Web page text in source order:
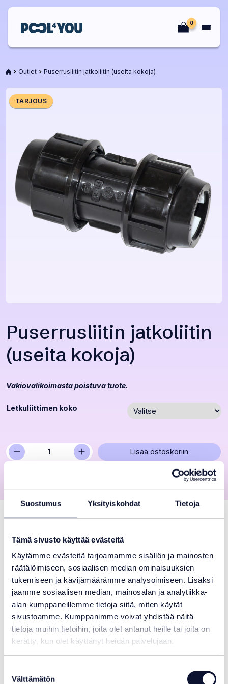
Suostumus Yksityiskohdat Tietoja
Tämä sivusto käyttää evästeitä
Käytämme evästeitä tarjoamamme sisällön ja mainosten
räätälöimiseen, sosiaalisen median ominaisuuksien
tukemiseen ja kävijämäärämme analysoimiseen. Lisäksi
jaamme sosiaalisen median, mainosalan ja analytiikka-
alan kumppaneillemme tietoja siitä, miten käytät
sivustoamme. Kumppanimme voivat yhdistää näitä
tietoja muihin tietoihin, joita olet antanut heille tai joita on
kerätty, kun olet käyttänyt heidän palvelujaan.
valinta
Välttämätön
0
EtusivuOutlet Puserrusliitin jatkoliitin (useita kokoja)
TARJOUS
Puserrusliitin jatkoliitin
(useita kokoja)
Vakiovalikoimasta poistuva tuote.
Letkuliittimen koko
Puserrusliitin
jatkoliitin
määrä
+
− Lisää ostoskoriin
Kuvaus
Kestävä polypropeeninen (PP) puserrusliitin;
kokoiset.
Puserrusliittimiä käytetään maahan asennettujen PE-putkien
nopeaan liittämiseen ilman liimausta tai hitsausta. Liittimet ovat
helposti siirrettävissä toiseen kohtaan putkistoa.
Huom! Tätä tuotetta ei ole Turun myymälässämme heti
saatavilla. Tuote sijaitsee kakkosvarastossamme, ja se
siirretään päävarastolle noutoa varten. Siirrossa kestää
yleensä 1–2 arkipäivää.
Jos tilaat tuotteen verkkokaupasta, odotathan